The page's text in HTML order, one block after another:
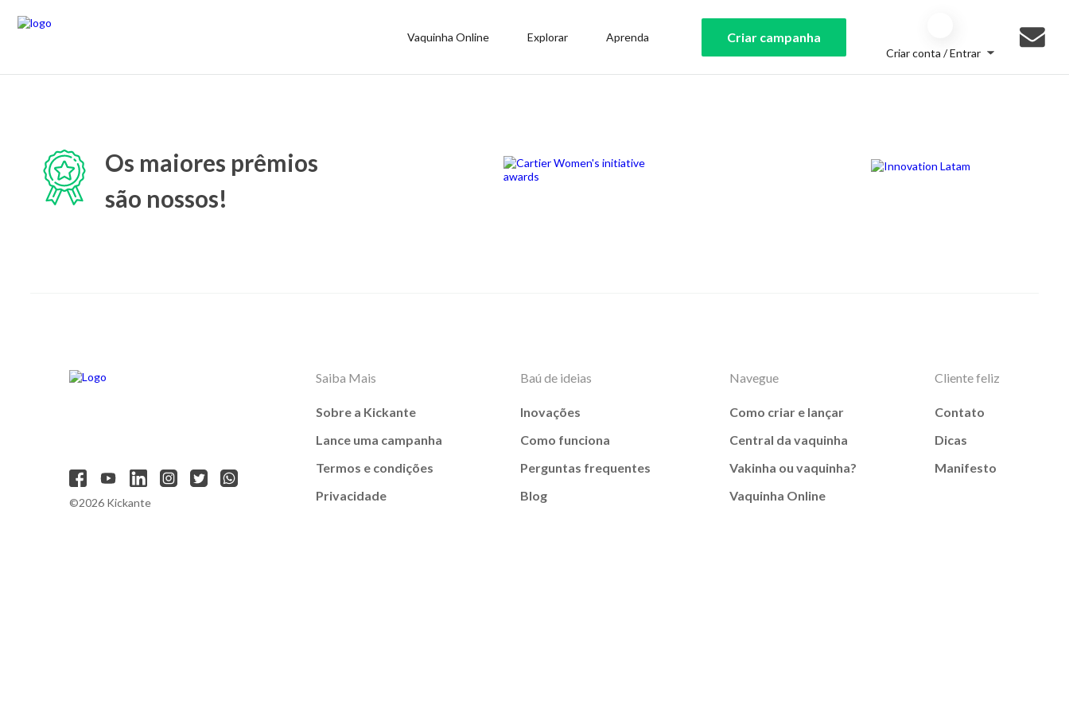
Vaquinha Online Explorar Aprenda Criar campanha
Criar conta / Entrar
Os maiores prêmios
são nossos!
©2026 Kickante
Saiba Mais
Sobre a Kickante
Lance uma campanha
Termos e condições
Privacidade
Baú de ideias
Inovações
Como funciona
Perguntas frequentes
Blog
Navegue
Como criar e lançar
Central da vaquinha
Vakinha ou vaquinha?
Vaquinha Online
Cliente feliz
Contato
Dicas
Manifesto